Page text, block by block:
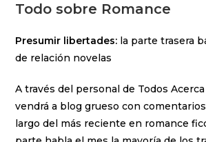
Todo sobre Romance
Presumir libertades: la parte trasera
de relación novelas
A través del personal de Todos
vendrá a blog grueso con
largo del más reciente en romance